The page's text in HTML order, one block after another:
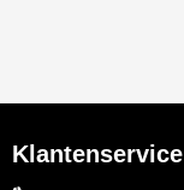
Klantenservice